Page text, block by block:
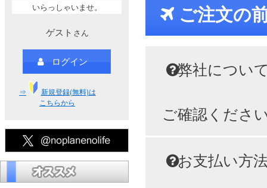
いらっしゃいませ。
ゲスト さん
ログイン
⇒
新規登録(無料)は
こちらから
ご注文の
弊社につい
ご確認くださ
お支払い方